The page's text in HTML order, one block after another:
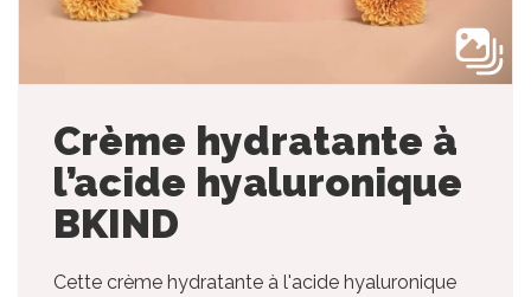
Crème hydratante à
l’acide hyaluronique
BKIND
Cette crème hydratante à l'acide hyaluronique